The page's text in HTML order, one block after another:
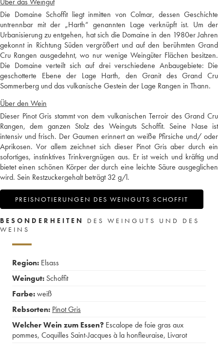
Die Domaine Schoffit liegt inmitten von Colmar, dessen Geschichte
untrennbar mit der „Harth“ genannten Lage verknüpft ist. Um der
Urbanisierung zu entgehen, hat sich die Domaine in den 1980er Jahren
gekonnt in Richtung Süden vergrößert und auf den berühmten Grand
Cru Rangen ausgedehnt, wo nur wenige Weingüter Flächen besitzen.
Die Domaine verteilt sich auf drei verschiedene Anbaugebiete: Die
geschotterte Ebene der Lage Harth, den Granit des Grand Cru
Sommerberg und das vulkanische Gestein der Lage Rangen in Thann.
Über den Wein
Dieser Pinot Gris stammt von dem vulkanischen Terroir des Grand Cru
Rangen, dem ganzen Stolz des Weinguts Schoffit. Seine Nase ist
intensiv und frisch. Der Gaumen erinnert an weiße Pfirsiche und/ oder
Aprikosen. Vor allem zeichnet sich dieser Pinot Gris aber durch ein
sofortiges, instinktives Trinkvergnügen aus. Er ist weich und kräftig und
bietet einen schönen Körper der durch eine leichte Säure ausgeglichen
wird. Sein Restzuckergehalt beträgt 32 g/l.
PREISNOTIERUNGEN DES WEINGUTS SCHOFFIT
BESONDERHEITEN
DES WEINGUTS UND DES
WEINS
Region: Elsass
Weingut: Schoffit
Farbe:weiß
Rebsorten: Pinot Gris
Welcher Wein zum Essen? Escalope de foie gras aux
pommes, Coquilles Saint-Jacques à la honfleuraise, Livarot